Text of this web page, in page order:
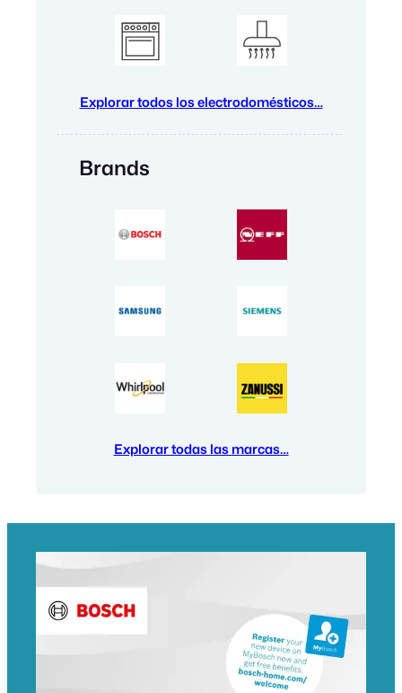
Explorar todos los electrodomésticos…
Brands
Explorar todas las marcas…